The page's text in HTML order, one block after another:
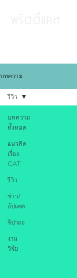
บทความ
บทความ
ทั้งหมด
แนวคิด
เรื่อง
CAT
รีวิว
ข่าว/
อัปเดต
จิปาถะ
งาน
วิจัย
รีวิว